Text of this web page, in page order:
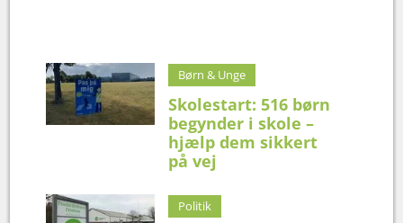
Børn & Unge
Skolestart: 516 børn
begynder i skole –
hjælp dem sikkert
på vej
Politik